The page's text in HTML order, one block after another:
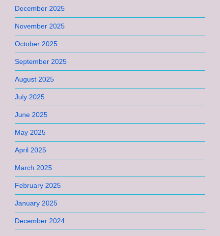
December 2025
November 2025
October 2025
September 2025
August 2025
July 2025
June 2025
May 2025
April 2025
March 2025
February 2025
January 2025
December 2024